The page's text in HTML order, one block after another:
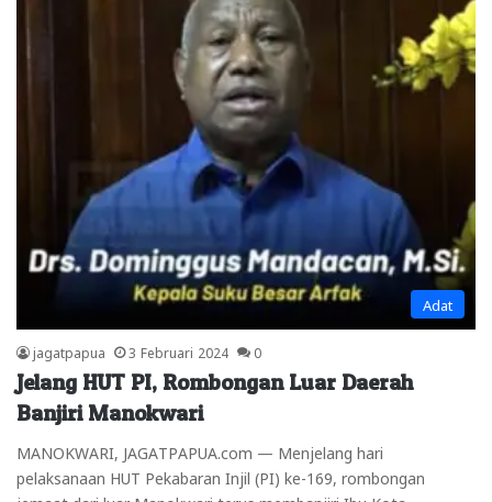
Adat
jagatpapua 3 Februari 2024 0
Jelang HUT PI, Rombongan Luar Daerah
Banjiri Manokwari
MANOKWARI, JAGATPAPUA.com — Menjelang hari
pelaksanaan HUT Pekabaran Injil (PI) ke-169, rombongan